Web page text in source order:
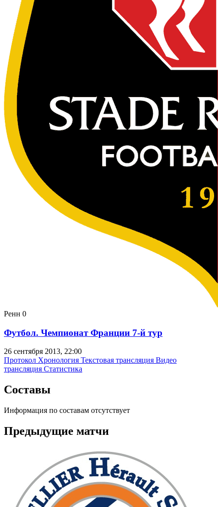
Ренн 0
Футбол. Чемпионат Франции 7-й тур
26 сентября 2013, 22:00
Протокол Хронология Текстовая трансляция Видео
трансляция Статистика
Составы
Информация по составам отсутствует
Предыдущие матчи